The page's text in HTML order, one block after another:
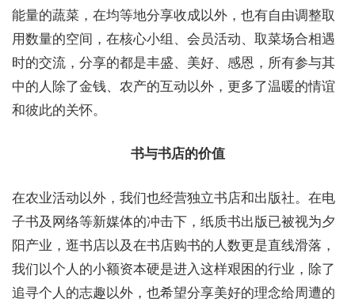
能量的蔬菜，在均等地分享收成以外，也有自由调整取
用数量的空间，在核心小组、会员活动、取菜场合相遇
时的交流，分享的都是丰盛、美好、感恩，所有参与其
中的人除了金钱、农产的互动以外，更多了温暖的情谊
和彼此的关怀。
书与书店的价值
在农业活动以外，我们也经营独立书店和出版社。在电
子书及网络等新媒体的冲击下，纸质书出版已被视为夕
阳产业，逛书店以及在书店购书的人数更是直线滑落，
我们以个人的小额资本硬是进入这样艰困的行业，除了
追寻个人的志趣以外，也希望分享美好的理念给周遭的